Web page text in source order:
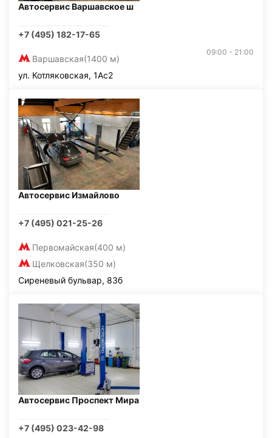
Автосервис Варшавское ш
+7 (495) 182-17-65
Варшавская(1400 м)
09:00 - 21:00
ул. Котляковская, 1Ас2
Автосервис Измайлово
+7 (495) 021-25-26
Первомайская(400 м)
Щелковская(350 м)
Сиреневый бульвар, 83б
Автосервис Проспект Мира
+7 (495) 023-42-98